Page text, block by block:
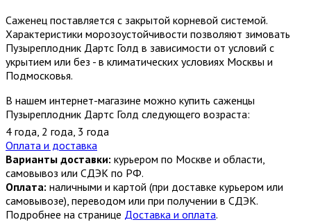
Саженец поставляется с закрытой корневой системой.
Характеристики морозоустойчивости позволяют зимовать
Пузыреплодник Дартс Голд в зависимости от условий с
укрытием или без - в климатических условиях Москвы и
Подмосковья.
В нашем интернет-магазине можно купить саженцы
Пузыреплодник Дартс Голд следующего возраста:
4 года 2 года 3 года
Оплата и доставка
Варианты доставки: курьером по Москве и области,
самовывоз или СДЭК по РФ.
Оплата: наличными и картой (при доставке курьером или
самовывозе), переводом или при получении в СДЭК.
Подробнее на странице Доставка и оплата.